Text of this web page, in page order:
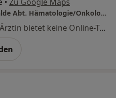
KMG Klinikum Luckenwalde Abt. Hämatologie/Onkologie Gastrologie und Diabetologie
Dieser Arzt bzw. diese Ärztin bietet keine Online-Terminbuchung an diesem Standort an.